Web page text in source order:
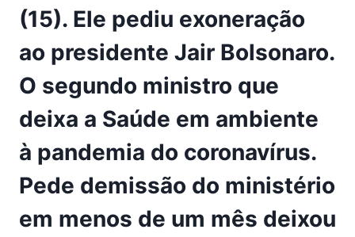
(15). Ele pediu exoneração
ao presidente Jair Bolsonaro.
O segundo ministro que
deixa a Saúde em ambiente
à pandemia do coronavírus.
Pede demissão do ministério
em menos de um mês deixou